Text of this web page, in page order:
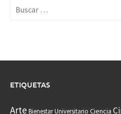
ETIQUETAS
Arte Bienestar Universitario Ciencia